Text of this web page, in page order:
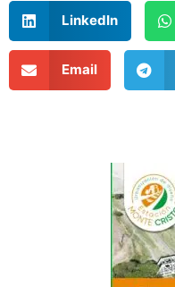
LinkedIn
Email